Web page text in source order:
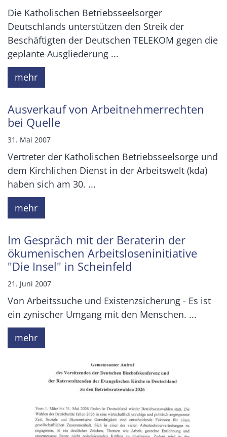
Die Katholischen Betriebsseelsorger
Deutschlands unterstützen den Streik der
Beschäftigten der Deutschen TELEKOM gegen die
geplante Ausgliederung ...
mehr
Ausverkauf von Arbeitnehmerrechten
bei Quelle
31. Mai 2007
Vertreter der Katholischen Betriebsseelsorge und
dem Kirchlichen Dienst in der Arbeitswelt (kda)
haben sich am 30. ...
mehr
Im Gespräch mit der Beraterin der
ökumenischen Arbeitsloseninitiative
"Die Insel" in Scheinfeld
21. Juni 2007
Von Arbeitssuche und Existenzsicherung - Es ist
ein zynischer Umgang mit den Menschen. ...
mehr